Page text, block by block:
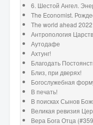
6. Шестой Ангел.
The Economist.
The world ahead
Антропология
Аутодафе
Ахтунг!
Благодать
Близ, при дверях!
Богослужебная
В печать!
В поисках Сынов
Великая ревизия
Вера Бога Отца